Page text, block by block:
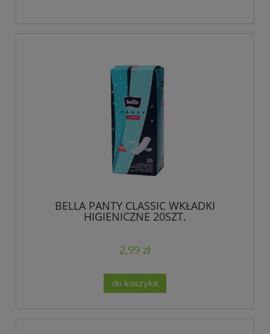
BELLA PANTY CLASSIC WKŁADKI
HIGIENICZNE 20SZT.
2,99 zł
do koszyka